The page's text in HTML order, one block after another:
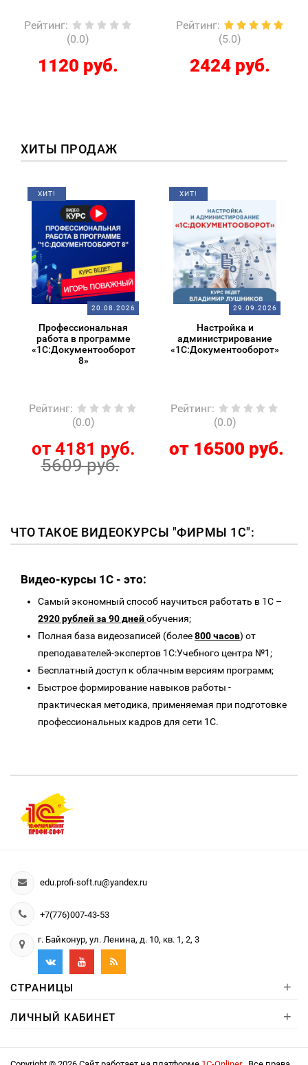
Рейтинг:
(0.0)
1120 руб.
Рейтинг:
(5.0)
2424 руб.
ХИТЫ ПРОДАЖ
ХИТ!
20.08.2026
Профессиональная
работа в программе
«1С:Документооборот
8»
Рейтинг:
(0.0)
от 4181 руб.
5609 руб.
ХИТ!
29.09.2026
Настройка и
администрирование
«1С:Документооборот»
Рейтинг:
(0.0)
от 16500 руб.
ЧТО ТАКОЕ ВИДЕОКУРСЫ "ФИРМЫ 1С":
Видео-курсы 1C - это:
Самый экономный способ научиться работать в 1С –
2920 рублей за 90 днейобучения;
Полная база видеозаписей (более800 часов) от
преподавателей-экспертов 1С:Учебного центра №1;
Бесплатный доступ к облачным версиям программ;
Быстрое формирование навыков работы -
практическая методика, применяемая при подготовке
профессиональных кадров для сети 1С.
edu.profi-soft.ru@yandex.ru
+7(776)007-43-53
г. Байконур, ул. Ленина, д. 10, кв. 1, 2, 3
СТРАНИЦЫ +
ЛИЧНЫЙ КАБИНЕТ +